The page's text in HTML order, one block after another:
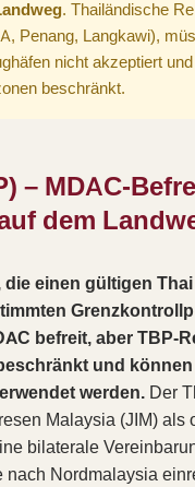
. Thailändische
Penang, Langkawi),
nicht akzeptiert
beschränkt.
– MDAC-
dem
einen gültigen
befreit, aber TBP-
und
werden. Der
Malaysia (JIM) als
bilaterale
Nordmalaysia